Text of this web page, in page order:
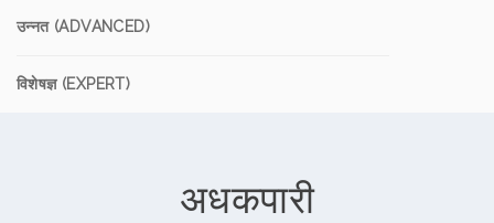
उन्नत (ADVANCED)
विशेषज्ञ (EXPERT)
अधकपारी